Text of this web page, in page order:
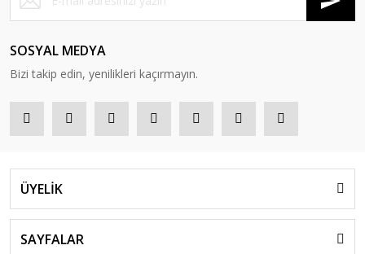
SOSYAL MEDYA
Bizi takip edin, yenilikleri kaçırmayın.
ÜYELİK
SAYFALAR